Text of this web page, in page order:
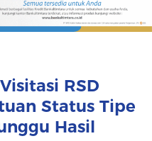
RSD
Status Tipe
Hasil